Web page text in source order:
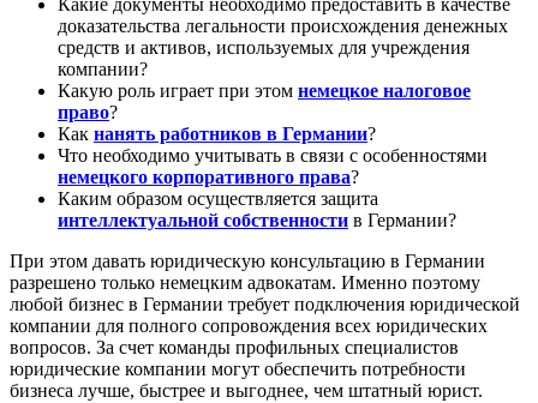
Какие документы необходимо предоставить в качестве
доказательства легальности происхождения денежных
средств и активов, используемых для учреждения
компании?
Какую роль играет при этом немецкое налоговое
право?
Как нанять работников в Германии?
Что необходимо учитывать в связи с особенностями
немецкого корпоративного права?
Каким образом осуществляется защита
интеллектуальной собственности в Германии?
При этом давать юридическую консультацию в Германии
разрешено только немецким адвокатам. Именно поэтому
любой бизнес в Германии требует подключения юридической
компании для полного сопровождения всех юридических
вопросов. За счет команды профильных специалистов
юридические компании могут обеспечить потребности
бизнеса лучше, быстрее и выгоднее, чем штатный юрист.